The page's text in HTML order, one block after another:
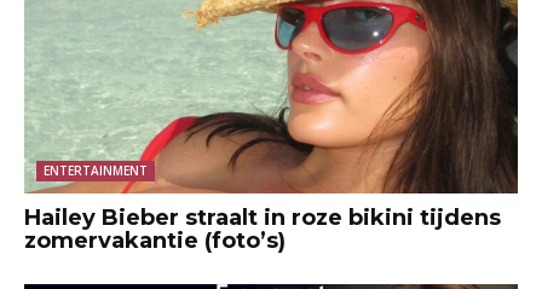
ENTERTAINMENT
Hailey Bieber straalt in roze bikini tijdens
zomervakantie (foto’s)